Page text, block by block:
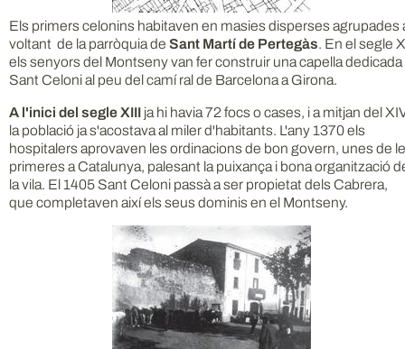
Els primers celonins habitaven en masies disperses agrupades
voltant de la parròquia de Sant Martí de Pertegàs. En el segle
els senyors del Montseny van fer construir una capella dedicada
Sant Celoni al peu del camí ral de Barcelona a Girona.
A l'inici del segle XIII ja hi havia 72 focs o cases, i a mitjan del
la població ja s'acostava al miler d'habitants. L'any 1370 els
hospitalers aprovaven les ordinacions de bon govern, unes de
primeres a Catalunya, palesant la puixança i bona organització
la vila. El 1405 Sant Celoni passà a ser propietat dels Cabrera,
que completaven així els seus dominis en el Montseny.